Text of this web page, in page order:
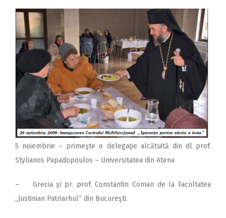
5 noiembrie – primeşte o delegaţie alcătuită din dl prof.
Stylianos Papadopoulos – Universitatea din Atena
– Grecia şi pr. prof. Constantin Coman de la Facultatea
,,Justinian Patriarhul” din Bucureşti.